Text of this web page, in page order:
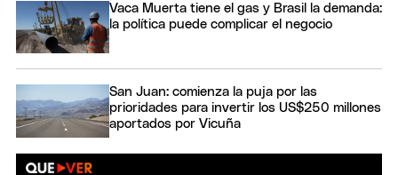
Vaca Muerta tiene el gas y Brasil la demanda:
la política puede complicar el negocio
San Juan: comienza la puja por las
prioridades para invertir los US$250 millones
aportados por Vicuña